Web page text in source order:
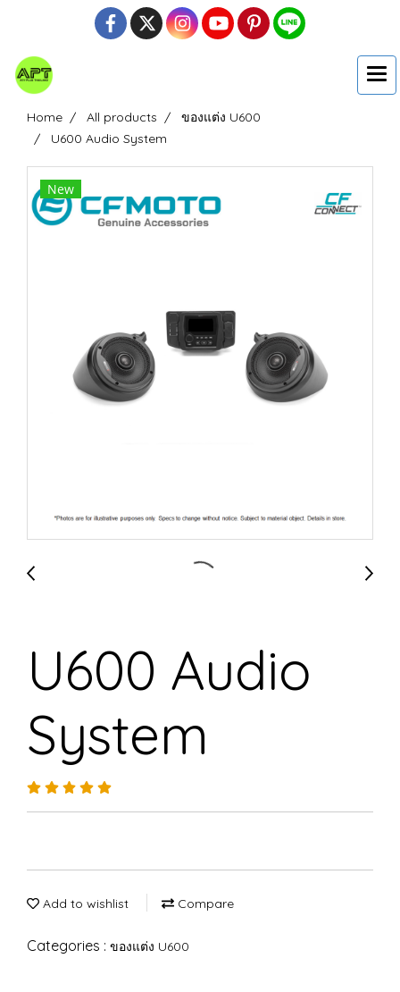
Home All products
ของแต่ง U600
U600 Audio System
New
U600 Audio
System
Add to wishlist Compare
Categories : ของแต่ง U600